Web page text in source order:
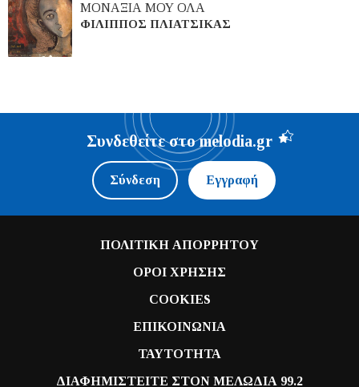
ΜΟΝΑΞΙΑ ΜΟΥ ΟΛΑ
ΦΙΛΙΠΠΟΣ ΠΛΙΑΤΣΙΚΑΣ
Συνδεθείτε στο melodia.gr
Σύνδεση Εγγραφή
ΠΟΛΙΤΙΚΗ ΑΠΟΡΡΗΤΟΥ
ΟΡΟΙ ΧΡΗΣΗΣ
COOKIES
ΕΠΙΚΟΙΝΩΝΙΑ
ΤΑΥΤΟΤΗΤΑ
ΔΙΑΦΗΜΙΣΤΕΙΤΕ ΣΤΟΝ ΜΕΛΩΔΙΑ 99.2